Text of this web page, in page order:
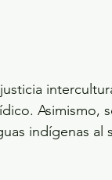
Asimismo,
indígenas al